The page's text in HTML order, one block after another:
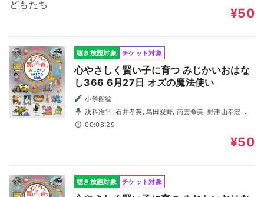
¥50
聴き放題対象 チケット対象
心やさしく賢い子に育つ みじかいおはな
し366 6月27日 オズの魔法使い
小学館編
浅科准平, 石井孝英, 島田愛野, 南雲希美, 野津山幸宏, 八
木田幸恵, 山谷祥生, 神森徹也（歌・演奏）
00:08:29
¥50
聴き放題対象 チケット対象